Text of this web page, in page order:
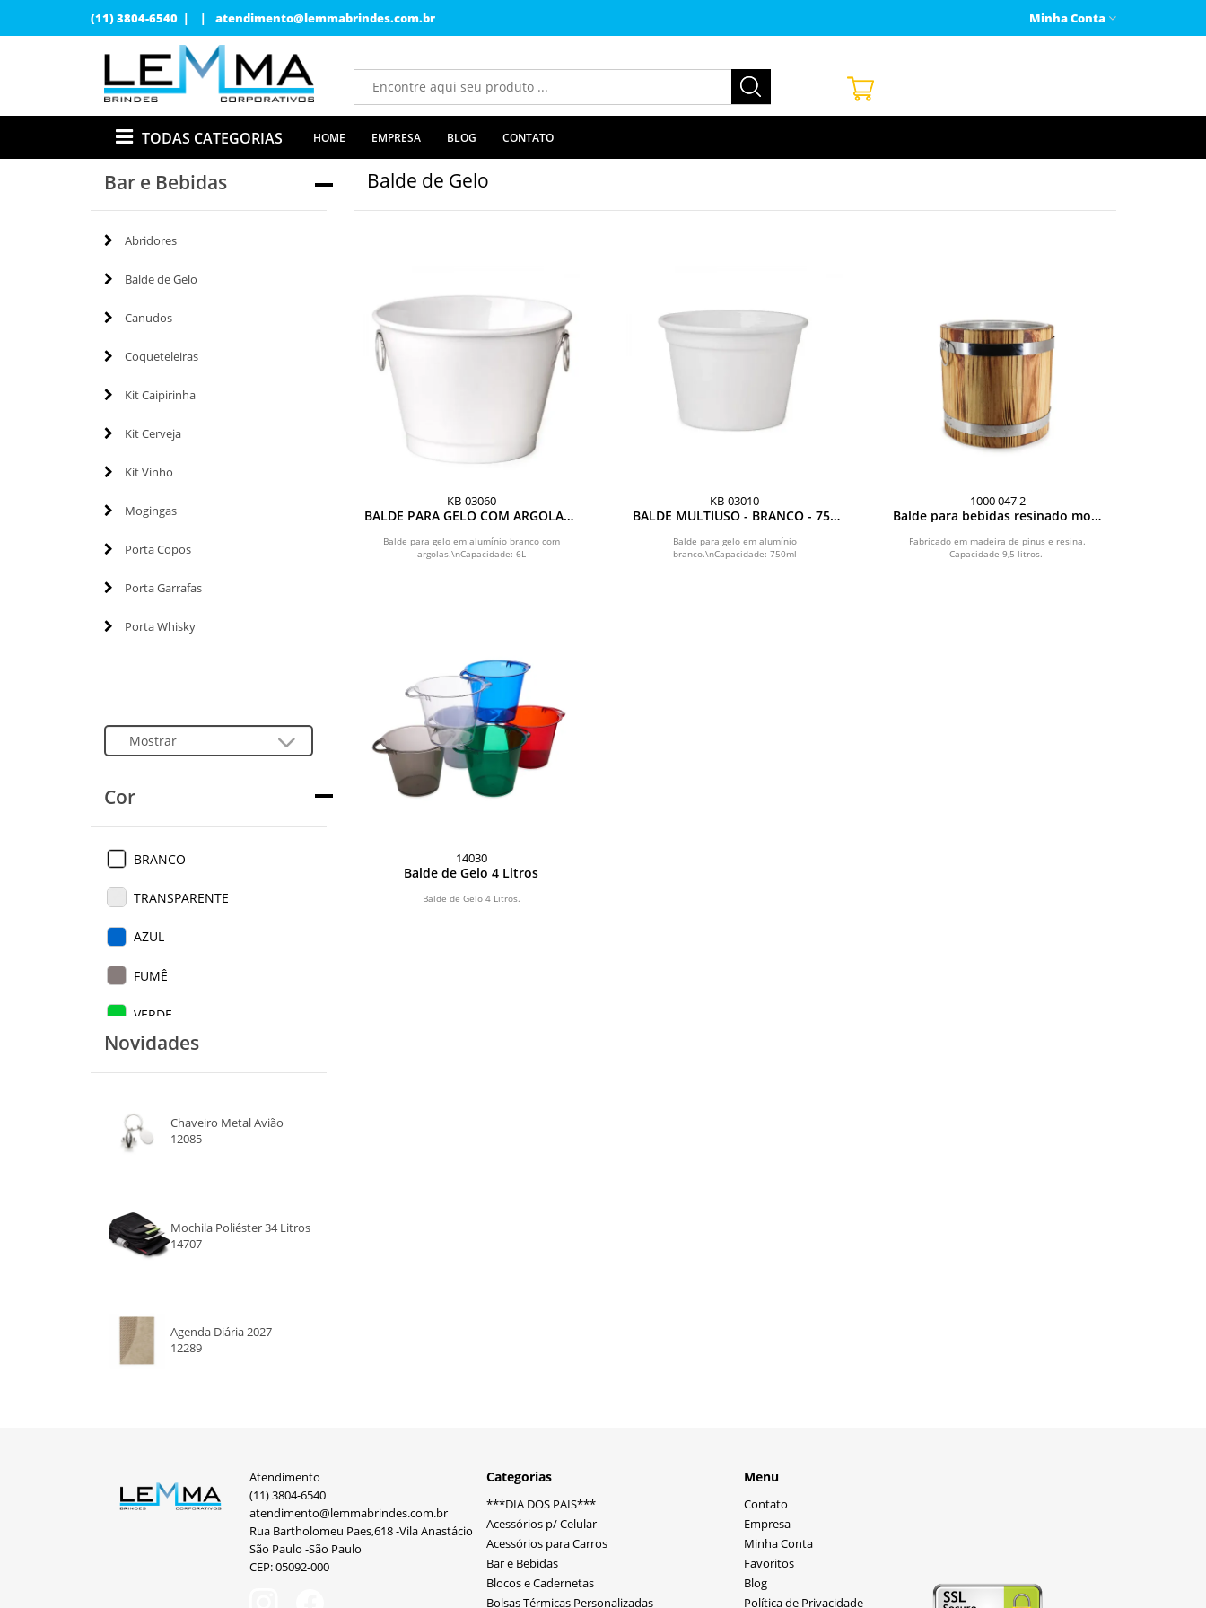
(11) 3804-6540 | | atendimento@lemmabrindes.com.br Minha Conta
TODAS CATEGORIAS HOME EMPRESA BLOG CONTATO
Bar e Bebidas
Abridores
Balde de Gelo
Canudos
Coqueteleiras
Kit Caipirinha
Kit Cerveja
Kit Vinho
Mogingas
Porta Copos
Porta Garrafas
Porta Whisky
Cor
BRANCO
TRANSPARENTE
AZUL
FUMÊ
VERDE
VERMELHO
Novidades
Chaveiro Metal Avião
12085
Mochila Poliéster 34 Litros
14707
Agenda Diária 2027
12289
Balde de Gelo
KB-03060
BALDE PARA GELO COM ARGOLAS -
Balde para gelo em alumínio branco com
argolas.\nCapacidade: 6L
KB-03010
BALDE MULTIUSO - BRANCO - 750
Balde para gelo em alumínio
branco.\nCapacidade: 750ml
1000 047 2
Balde para bebidas resinado mod.
Fabricado em madeira de pinus e resina.
Capacidade 9,5 litros.
14030
Balde de Gelo 4 Litros
Balde de Gelo 4 Litros.
Atendimento
(11) 3804-6540
atendimento@lemmabrindes.com.br
Rua Bartholomeu Paes,618 -Vila Anastácio
São Paulo -São Paulo
CEP: 05092-000
Categorias
***DIA DOS PAIS***
Acessórios p/ Celular
Acessórios para Carros
Bar e Bebidas
Blocos e Cadernetas
Bolsas Térmicas Personalizadas
Menu
Contato
Empresa
Minha Conta
Favoritos
Blog
Política de Privacidade